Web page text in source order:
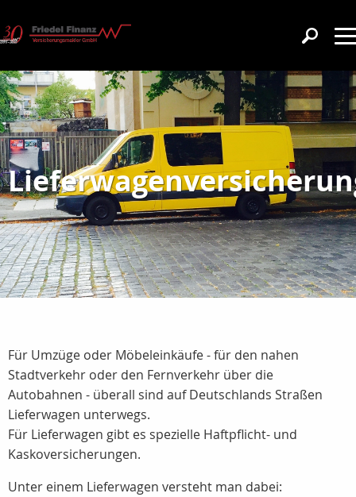
Für Umzüge oder Möbeleinkäufe - für den nahen
Stadtverkehr oder den Fernverkehr über die
Autobahnen - überall sind auf Deutschlands Straßen
Lieferwagen unterwegs.
Für Lieferwagen gibt es spezielle Haftpflicht- und
Kaskoversicherungen.
Unter einem Lieferwagen versteht man dabei: